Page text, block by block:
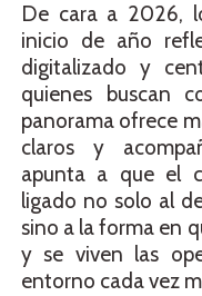
De cara a 2026,
inicio de año
digitalizado y
quienes buscan
panorama ofrece
claros y
apunta a que el
ligado no solo al
sino a la forma en
y se viven las
entorno cada vez